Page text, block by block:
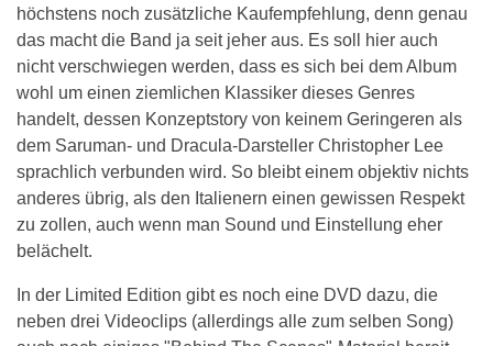
höchstens noch zusätzliche Kaufempfehlung, denn genau
das macht die Band ja seit jeher aus. Es soll hier auch
nicht verschwiegen werden, dass es sich bei dem Album
wohl um einen ziemlichen Klassiker dieses Genres
handelt, dessen Konzeptstory von keinem Geringeren als
dem Saruman- und Dracula-Darsteller Christopher Lee
sprachlich verbunden wird. So bleibt einem objektiv nichts
anderes übrig, als den Italienern einen gewissen Respekt
zu zollen, auch wenn man Sound und Einstellung eher
belächelt.
In der Limited Edition gibt es noch eine DVD dazu, die
neben drei Videoclips (allerdings alle zum selben Song)